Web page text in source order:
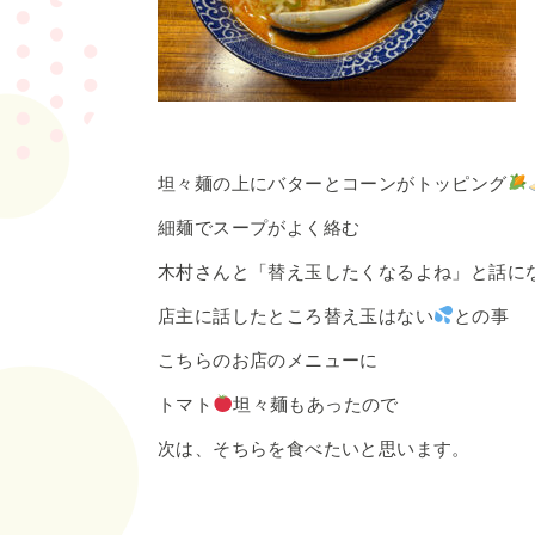
坦々麺の上にバターとコーンがトッピング
細麺でスープがよく絡む
木村さんと「替え玉したくなるよね」と話に
店主に話したところ替え玉はない との事
こちらのお店のメニューに
トマト 坦々麺もあったので
次は、そちらを食べたいと思います。